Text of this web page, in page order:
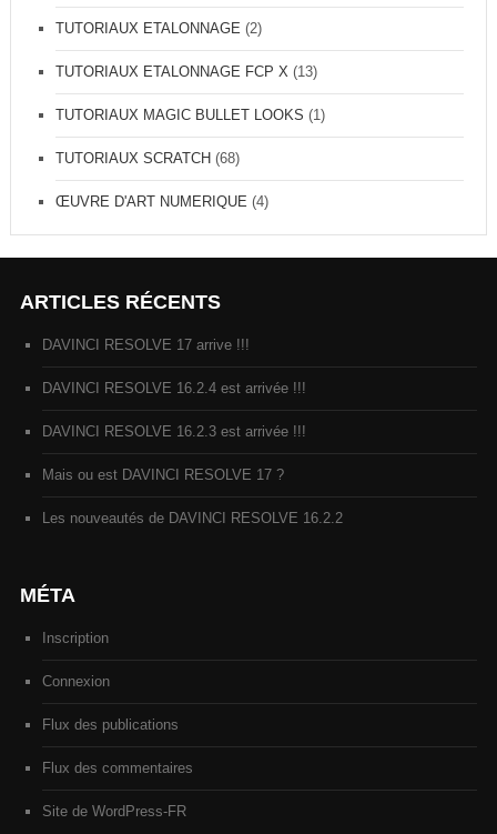
TUTORIAUX ETALONNAGE (2)
TUTORIAUX ETALONNAGE FCP X(13)
TUTORIAUX MAGIC BULLET LOOKS (1)
TUTORIAUX SCRATCH (68)
ŒUVRE D'ART NUMERIQUE (4)
ARTICLES RÉCENTS
DAVINCI RESOLVE 17 arrive !!!
DAVINCI RESOLVE 16.2.4 est arrivée !!!
DAVINCI RESOLVE 16.2.3 est arrivée !!!
Mais ou est DAVINCI RESOLVE 17 ?
Les nouveautés de DAVINCI RESOLVE 16.2.2
MÉTA
Inscription
Connexion
Flux des publications
Flux des commentaires
Site de WordPress-FR